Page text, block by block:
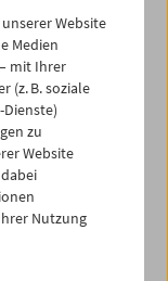
01
07
Website
Medien
mit Ihrer
(z. B. soziale
zu
Website
Nutzung